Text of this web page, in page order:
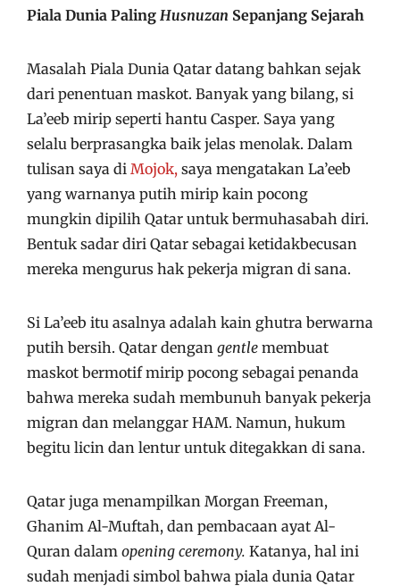
Piala Dunia Paling Husnuzan Sepanjang Sejarah
Masalah Piala Dunia Qatar datang bahkan sejak
dari penentuan maskot. Banyak yang bilang, si
La’eeb mirip seperti hantu Casper. Saya yang
selalu berprasangka baik jelas menolak. Dalam
tulisan saya di Mojok, saya mengatakan La’eeb
yang warnanya putih mirip kain pocong
mungkin dipilih Qatar untuk bermuhasabah diri.
Bentuk sadar diri Qatar sebagai ketidakbecusan
mereka mengurus hak pekerja migran di sana.
Si La’eeb itu asalnya adalah kain ghutra berwarna
putih bersih. Qatar dengan gentle membuat
maskot bermotif mirip pocong sebagai penanda
bahwa mereka sudah membunuh banyak pekerja
migran dan melanggar HAM. Namun, hukum
begitu licin dan lentur untuk ditegakkan di sana.
Qatar juga menampilkan Morgan Freeman,
Ghanim Al-Muftah, dan pembacaan ayat Al-
Quran dalam opening ceremony. Katanya, hal ini
sudah menjadi simbol bahwa piala dunia Qatar